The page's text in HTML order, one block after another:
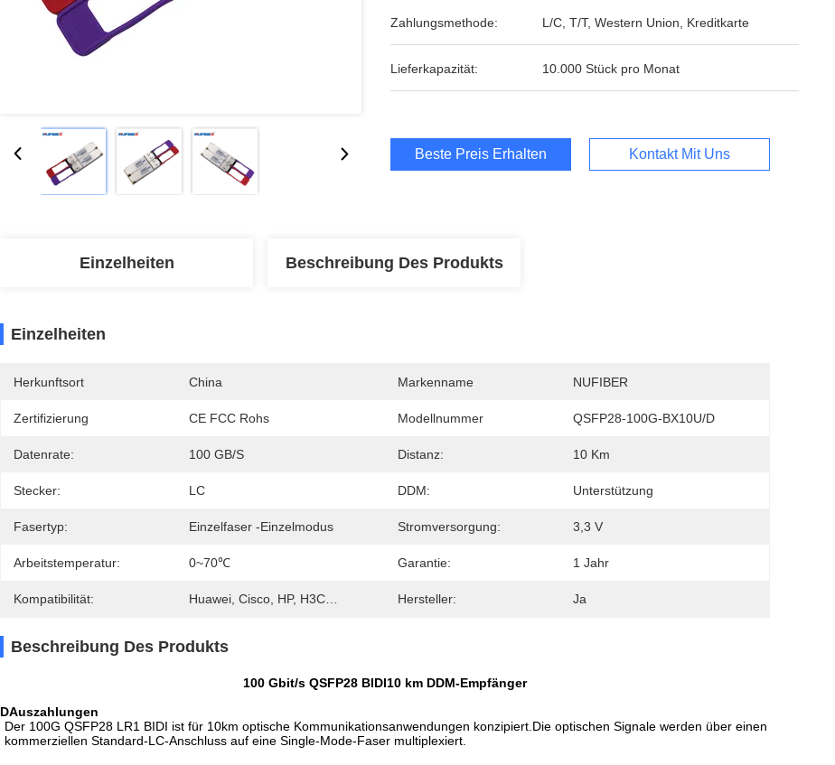
Zahlungsmethode: L/C, T/T, Western Union, Kreditkarte
Lieferkapazität: 10.000 Stück pro Monat
Beste Preis Erhalten Kontakt Mit Uns
Einzelheiten Beschreibung Des Produkts
Einzelheiten
Herkunftsort China Markenname NUFIBER
Zertifizierung CE FCC Rohs Modellnummer QSFP28-100G-BX10U/D
Datenrate: 100 GB/s Distanz: 10 Km
Stecker: LC DDM: Unterstützung
Fasertyp: Einzelfaser -Einzelmodus Stromversorgung: 3,3 V
Arbeitstemperatur: 0~70℃ Garantie: 1 Jahr
Kompatibilität: Huawei, Cisco, HP, H3C… Hersteller: Ja
Beschreibung Des Produkts
100 Gbit/s QSFP28 BIDI10 km DDM-Empfänger
DAuszahlungen
Der 100G QSFP28 LR1 BIDI ist für 10km optische Kommunikationsanwendungen konzipiert.Die optischen Signale werden über einen
kommerziellen Standard-LC-Anschluss auf eine Single-Mode-Faser multiplexiert.